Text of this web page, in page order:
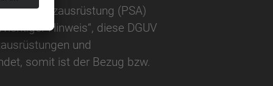
Schutzausrüstung (PSA)
Hinweis“, diese DGUV
und
somit ist der Bezug bzw.